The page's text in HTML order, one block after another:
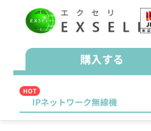
購入する
HOT
IPネットワーク無線機